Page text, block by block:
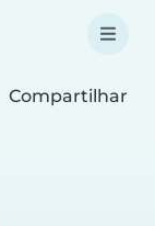
Compartilhar